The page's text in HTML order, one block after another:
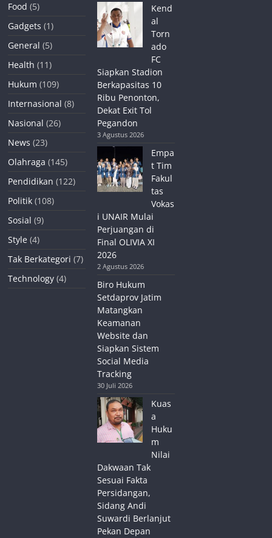
Food (5)
Gadgets (1)
General (5)
Health (11)
Hukum (109)
Internasional (8)
Nasional (26)
News (23)
Olahraga (145)
Pendidikan (122)
Politik (108)
Sosial (9)
Style (4)
Tak Berkategori (7)
Technology (4)
Kend
al
Torn
ado
FC
Siapkan Stadion
Berkapasitas 10
Ribu Penonton,
Dekat Exit Tol
Pegandon
3 Agustus 2026
Empa
t Tim
Fakul
tas
Vokas
i UNAIR Mulai
Perjuangan di
Final OLIVIA XI
2026
2 Agustus 2026
Biro Hukum
Setdaprov Jatim
Matangkan
Keamanan
Website dan
Siapkan Sistem
Social Media
Tracking
30 Juli 2026
Kuas
a
Huku
m
Nilai
Dakwaan Tak
Sesuai Fakta
Persidangan,
Sidang Andi
Suwardi Berlanjut
Pekan Depan